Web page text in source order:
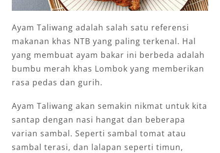
Ayam Taliwang adalah salah satu referensi
makanan khas NTB yang paling terkenal. Hal
yang membuat ayam bakar ini berbeda adalah
bumbu merah khas Lombok yang memberikan
rasa pedas dan gurih.
Ayam Taliwang akan semakin nikmat untuk kita
santap dengan nasi hangat dan beberapa
varian sambal. Seperti sambal tomat atau
sambal terasi, dan lalapan seperti timun,